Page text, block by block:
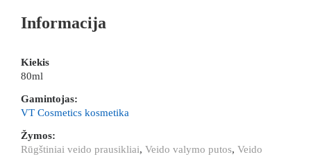
Informacija
Kiekis
80ml
Gamintojas:
VT Cosmetics kosmetika
Žymos:
Rūgštiniai veido prausikliai, Veido valymo putos, Veido